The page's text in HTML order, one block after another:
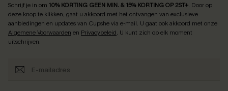
Schrijf je in om 10% KORTING GEEN MIN. & 15% KORTING OP 2ST+. Door op
deze knop te klikken, gaat u akkoord met het ontvangen van exclusieve
aanbiedingen en updates van Cupshe via e-mail. U gaat ook akkoord met onze
Algemene Voorwaarden en Privacybeleid. U kunt zich op elk moment
uitschrijven.